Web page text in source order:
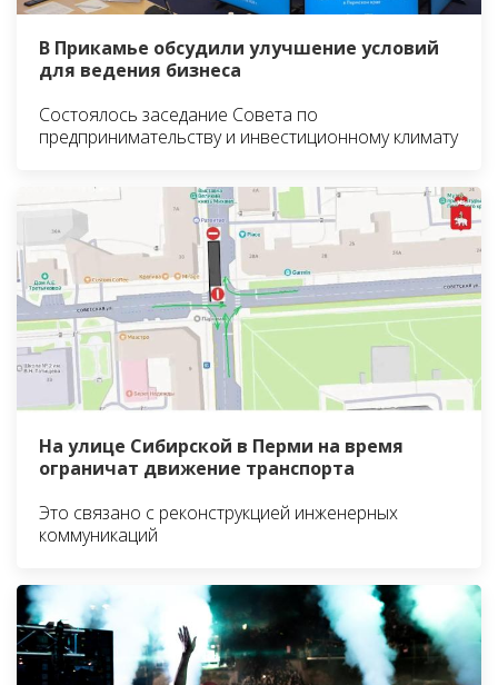
В Прикамье обсудили улучшение условий
для ведения бизнеса
Состоялось заседание Совета по
предпринимательству и инвестиционному климату
На улице Сибирской в Перми на время
ограничат движение транспорта
Это связано с реконструкцией инженерных
коммуникаций